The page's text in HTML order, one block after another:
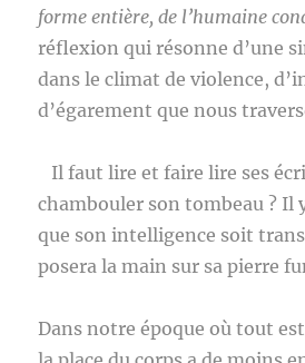
forme entière, de l’humaine
réflexion qui résonne d’une
dans le climat de violence,
d’égarement que nous
Il faut lire et faire lire ses
chambouler son tombeau ? Il
que son intelligence soit
posera la main sur sa pierre
Dans notre époque où tout